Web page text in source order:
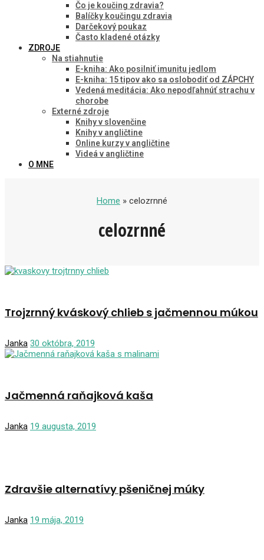
Čo je koučing zdravia?
Balíčky koučingu zdravia
Darčekový poukaz
Často kladené otázky
ZDROJE
Na stiahnutie
E-kniha: Ako posilniť imunitu jedlom
E-kniha: 15 tipov ako sa oslobodiť od ZÁPCHY
Vedená meditácia: Ako nepodľahnúť strachu v
chorobe
Externé zdroje
Knihy v slovenčine
Knihy v angličtine
Online kurzy v angličtine
Videá v angličtine
O MNE
Home » celozrnné
celozrnné
Trojzrnný kváskový chlieb s jačmennou múkou
Janka 30 októbra, 2019
Jačmenná raňajková kaša
Janka 19 augusta, 2019
Zdravšie alternatívy pšeničnej múky
Janka 19 mája, 2019